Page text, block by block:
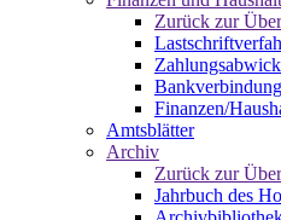
Zurück zur
Finanzen/
Amtsblätter
Archiv
Zurück zur
Jahrbuch des